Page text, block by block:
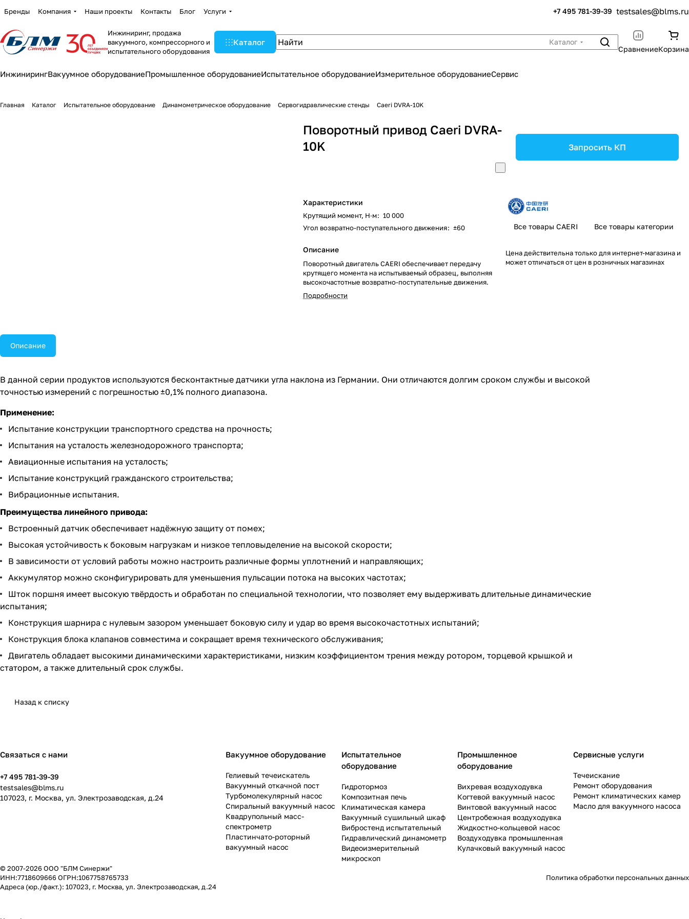
Бренды Компания Наши проекты Контакты Блог Услуги +7 495 781-39-39 testsales@blms.ru
Инжиниринг, продажа
вакуумного, компрессорного и
испытательного оборудования
Каталог
Каталог
СравнениеКорзина
ИнжинирингВакуумное оборудованиеПромышленное оборудованиеИспытательное оборудованиеИзмерительное оборудованиеСервис
Главная Каталог Испытательное оборудование Динамометрическое оборудование Сервогидравлические стенды Caeri DVRA-10K
Поворотный привод Caeri DVRA-
10K
Характеристики
Крутящий момент, Н·м: 10 000
Угол возвратно-поступательного движения: ±60
Описание
Поворотный двигатель CAERI обеспечивает передачу
крутящего момента на испытываемый образец, выполняя
высокочастотные возвратно-поступательные движения.
Подробности
Запросить КП
Все товары CAERI Все товары категории
Цена действительна только для интернет-магазина и
может отличаться от цен в розничных магазинах
Описание
В данной серии продуктов используются бесконтактные датчики угла наклона из Германии. Они отличаются долгим сроком службы и высокой
точностью измерений с погрешностью ±0,1% полного диапазона.
Применение:
Испытание конструкции транспортного средства на прочность;
Испытания на усталость железнодорожного транспорта;
Авиационные испытания на усталость;
Испытание конструкций гражданского строительства;
Вибрационные испытания.
Преимущества линейного привода:
Встроенный датчик обеспечивает надёжную защиту от помех;
Высокая устойчивость к боковым нагрузкам и низкое тепловыделение на высокой скорости;
В зависимости от условий работы можно настроить различные формы уплотнений и направляющих;
Аккумулятор можно сконфигурировать для уменьшения пульсации потока на высоких частотах;
Шток поршня имеет высокую твёрдость и обработан по специальной технологии, что позволяет ему выдерживать длительные динамические
испытания;
Конструкция шарнира с нулевым зазором уменьшает боковую силу и удар во время высокочастотных испытаний;
Конструкция блока клапанов совместима и сокращает время технического обслуживания;
Двигатель обладает высокими динамическими характеристиками, низким коэффициентом трения между ротором, торцевой крышкой и
статором, а также длительный срок службы.
Назад к списку
Связаться с нами
+7 495 781-39-39
testsales@blms.ru
107023, г. Москва, ул. Электрозаводская, д.24
Вакуумное оборудование
Гелиевый течеискатель
Вакуумный откачной пост
Турбомолекулярный насос
Спиральный вакуумный насос
Квадрупольный масс-
спектрометр
Пластинчато-роторный
вакуумный насос
Испытательное
оборудование
Гидротормоз
Композитная печь
Климатическая камера
Вакуумный сушильный шкаф
Вибростенд испытательный
Гидравлический динамометр
Видеоизмерительный
микроскоп
Промышленное
оборудование
Вихревая воздуходувка
Когтевой вакуумный насос
Винтовой вакуумный насос
Центробежная воздуходувка
Жидкостно-кольцевой насос
Воздуходувка промышленная
Кулачковый вакуумный насос
Сервисные услуги
Течеискание
Ремонт оборудования
Ремонт климатических камер
Масло для вакуумного насоса
© 2007-2026 ООО "БЛМ Синержи"
ИНН:7718609666 ОГРН:1067758765733
Адреса (юр./факт.): 107023, г. Москва, ул. Электрозаводская, д.24
Политика обработки персональных данных